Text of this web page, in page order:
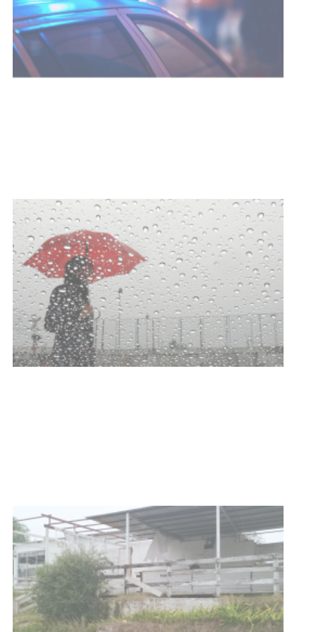
Clases de Muai Thai en Complejo